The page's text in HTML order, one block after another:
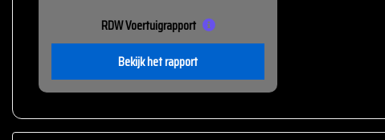
RDW Voertuigrapport
Bekijk het rapport